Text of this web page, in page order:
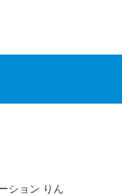
ション りん